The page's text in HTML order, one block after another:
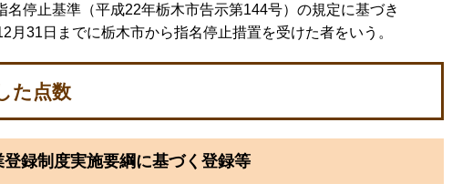
停止基準（平成22年栃木市告示第144号）の規定に基づき
月31日までに栃木市から指名停止措置を受けた者をいう。
た点数
録制度実施要綱に基づく登録等